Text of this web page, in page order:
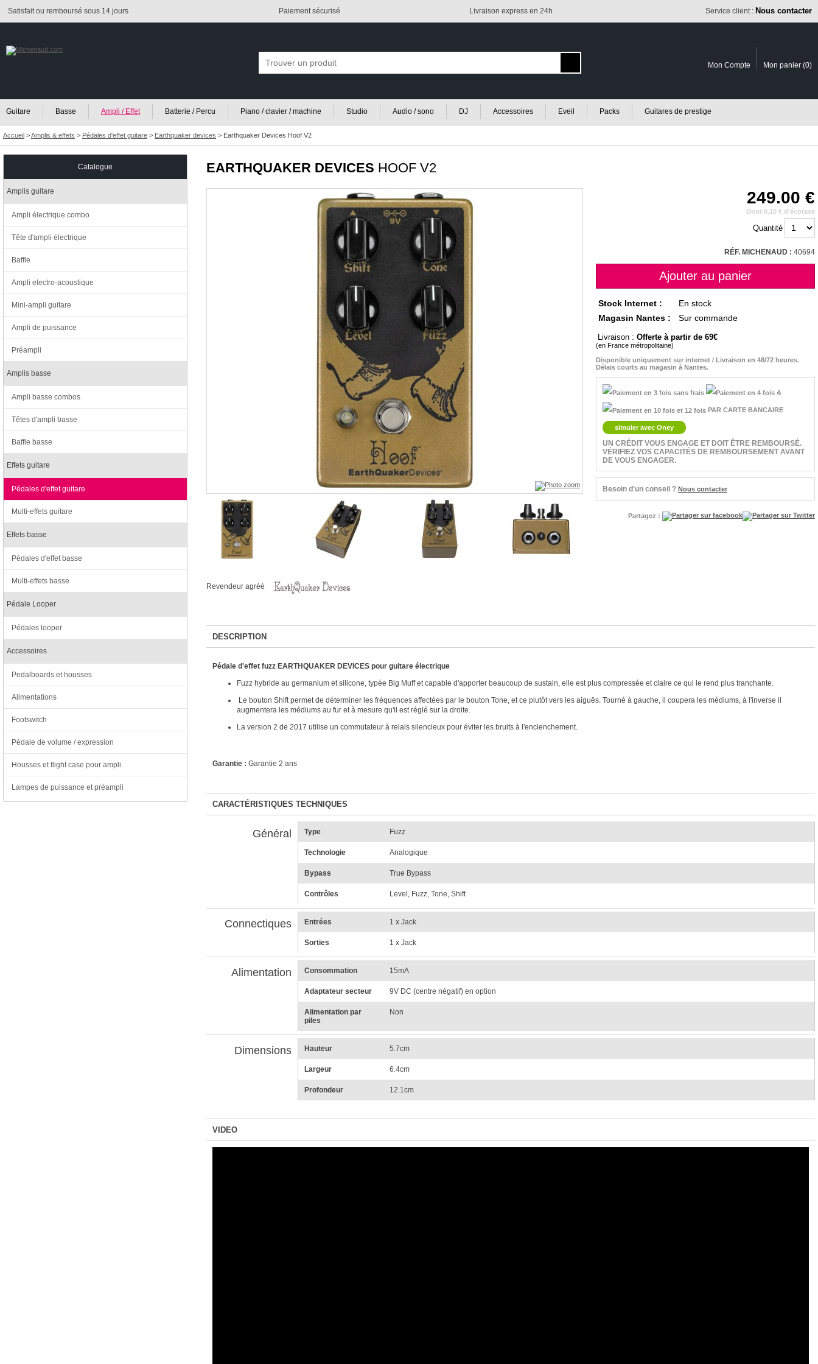
Satisfait ou remboursé sous 14 jours Paiement sécurisé Livraison express en 24h Service client : Nous contacter
Mon Compte Mon panier (0)
Guitare Basse Ampli / Effet Batterie / Percu Piano / clavier / machine Studio Audio / sono DJ Accessoires Eveil Packs Guitares de prestige
Accueil >Amplis & effets > Pédales d'effet guitare > Earthquaker devices > Earthquaker Devices Hoof V2
EARTHQUAKER DEVICES HOOF V2
249.00
Dont 0.10 € d'écotaxe
Quantité
RÉF. MICHENAUD : 40694
Stock Internet :
En stock
Magasin Nantes :
Sur commande
Livraison : Offerte à partir de 69
(en France métropolitaine)
Disponible uniquement sur internet / Livraison en 48/72 heures.
Délais courts au magasin à Nantes.
&
PAR CARTE BANCAIRE
simuler avec Oney
UN CRÉDIT VOUS ENGAGE ET DOIT ÊTRE REMBOURSÉ.
VÉRIFIEZ VOS CAPACITÉS DE REMBOURSEMENT AVANT
DE VOUS ENGAGER.
Besoin d'un conseil ? Nous contacter
Partagez :
Revendeur agréé
DESCRIPTION
Pédale d'effet fuzz EARTHQUAKER DEVICES pour guitare électrique
Fuzz hybride au germanium et silicone, typée Big Muff et capable d'apporter beaucoup de sustain, elle est plus compressée et claire ce qui le rend plus tranchante.
Le bouton Shift permet de déterminer les fréquences affectées par le bouton Tone, et ce plutôt vers les aiguës. Tourné à gauche, il coupera les médiums, à l'inverse il
augmentera les médiums au fur et à mesure qu'il est réglé sur la droite.
La version 2 de 2017 utilise un commutateur à relais silencieux pour éviter les bruits à l'enclenchement.
Garantie : Garantie 2 ans
CARACTÉRISTIQUES TECHNIQUES
Général Type Fuzz
Technologie Analogique
Bypass True Bypass
Contrôles Level, Fuzz, Tone, Shift
Connectiques Entrées 1 x Jack
Sorties 1 x Jack
Alimentation Consommation 15mA
Adaptateur secteur 9V DC (centre négatif) en option
Alimentation par
piles
Non
Dimensions Hauteur 5.7cm
Largeur 6.4cm
Profondeur 12.1cm
VIDEO
Catalogue
Amplis guitare
Ampli électrique combo
Tête d'ampli électrique
Baffle
Ampli electro-acoustique
Mini-ampli guitare
Ampli de puissance
Préampli
Amplis basse
Ampli basse combos
Têtes d'ampli basse
Baffle basse
Effets guitare
Pédales d'effet guitare
Multi-effets guitare
Effets basse
Pédales d'effet basse
Multi-effets basse
Pédale Looper
Pédales looper
Accessoires
Pedalboards et housses
Alimentations
Footswitch
Pédale de volume / expression
Housses et flight case pour ampli
Lampes de puissance et préampli